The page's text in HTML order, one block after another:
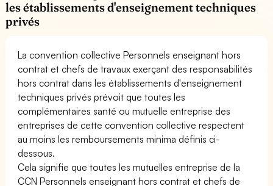
les établissements d'enseignement techniques
privés
La convention collective Personnels enseignant hors
contrat et chefs de travaux exerçant des responsabilités
hors contrat dans les établissements d'enseignement
techniques privés prévoit que toutes les
complémentaires santé ou mutuelle entreprise des
entreprises de cette convention collective respectent
au moins les remboursements minima définis ci-
dessous.
Cela signifie que toutes les mutuelles entreprise de la
CCN Personnels enseignant hors contrat et chefs de